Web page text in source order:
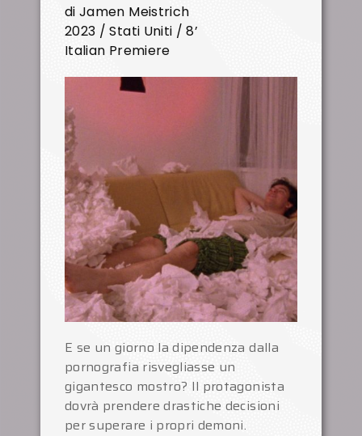
di Jamen Meistrich
2023 / Stati Uniti / 8’
Italian Premiere
E se un giorno la dipendenza dalla
pornografia risvegliasse un
gigantesco mostro? Il protagonista
dovrà prendere drastiche decisioni
per superare i propri demoni.